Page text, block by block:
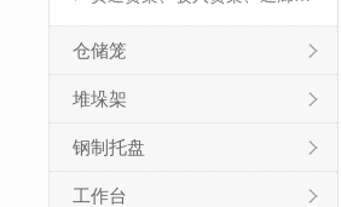
仓储笼
堆垛架
钢制托盘
工作台